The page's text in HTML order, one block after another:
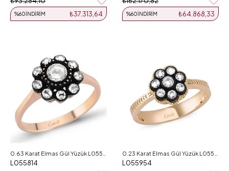
₺37.313,64
%60İNDIRIM ₺64.868,33
%60İNDIRIM
L055814 L055954